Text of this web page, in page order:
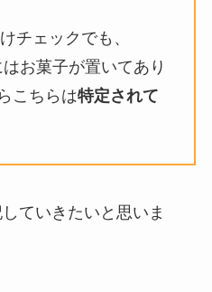
チェックでも、
お菓子が置いてあり
こちらは特定されて
ていきたいと思いま